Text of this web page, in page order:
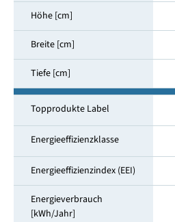
Höhe [cm]
Breite [cm]
Tiefe [cm]
Topprodukte Label
Energieeffizienzklasse
Energieeffizienzindex (EEI)
Energieverbrauch
[kWh/Jahr]